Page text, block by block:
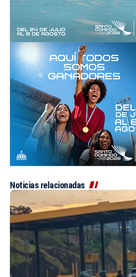
Noticias relacionadas